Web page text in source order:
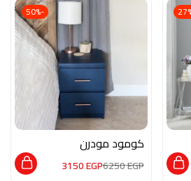
-50%
كومود مودرن
MON184
6250EGP
3150EGP